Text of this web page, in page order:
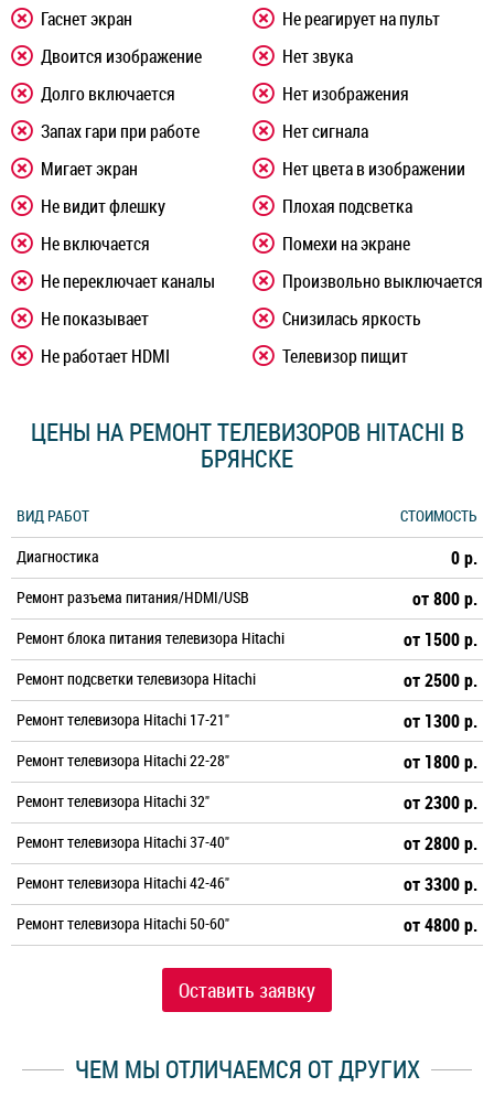
Гаснет экран
Двоится изображение
Долго включается
Запах гари при работе
Мигает экран
Не видит флешку
Не включается
Не переключает каналы
Не показывает
Не работает HDMI
Не реагирует на пульт
Нет звука
Нет изображения
Нет сигнала
Нет цвета в изображении
Плохая подсветка
Помехи на экране
Произвольно выключается
Снизилась яркость
Телевизор пищит
ЦЕНЫ НА РЕМОНТ ТЕЛЕВИЗОРОВ HITACHI В
БРЯНСКЕ
ВИД РАБОТ
СТОИМОСТЬ
Диагностика
0 р.
Ремонт разъема питания/HDMI/USB от 800 р.
Ремонт блока питания телевизора Hitachi от 1500 р.
Ремонт подсветки телевизора Hitachi от 2500 р.
Ремонт телевизора Hitachi 17-21" от 1300 р.
Ремонт телевизора Hitachi 22-28" от 1800 р.
Ремонт телевизора Hitachi 32" от 2300 р.
Ремонт телевизора Hitachi 37-40" от 2800 р.
Ремонт телевизора Hitachi 42-46" от 3300 р.
Ремонт телевизора Hitachi 50-60" от 4800 р.
Оставить заявку
ЧЕМ МЫ ОТЛИЧАЕМСЯ ОТ ДРУГИХ